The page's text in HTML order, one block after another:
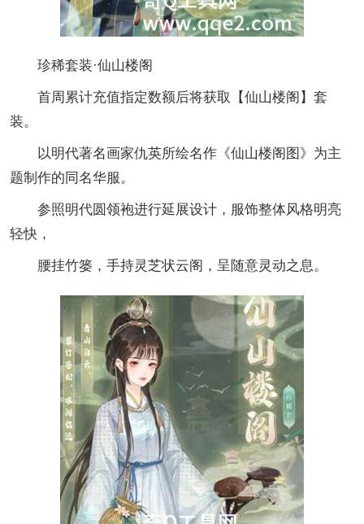
珍稀套装·仙山楼阁
首周累计充值指定数额后将获取【仙山楼阁】套
装。
以明代著名画家仇英所绘名作《仙山楼阁图》为主
题制作的同名华服。
参照明代圆领袍进行延展设计，服饰整体风格明亮
轻快，
腰挂竹篓，手持灵芝状云阁，呈随意灵动之息。